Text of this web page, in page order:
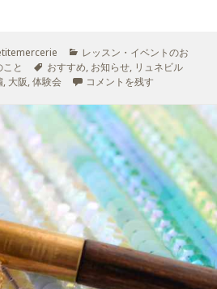
カ
テ
ゴ
ー
レッスン・イベントのお
と
タ
グ
おすすめ, お知らせ, リュネビル
, 大阪,体験会 リュネビル刺繍の体験会・
コメントを残す